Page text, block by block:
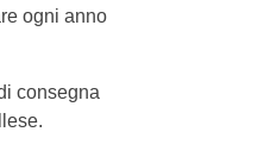
ogni anno
consegna